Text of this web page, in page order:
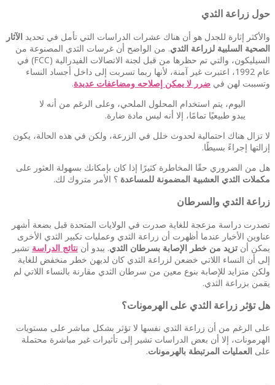
حول زراعة الثدي
والأكثر إثارة للجدل هو أن هناك عشرات الدراسات التي تأمل في تحديد الآثار
الصحية السلبية لزراعة الثدي. من الواضح أن غرسات الثدي المصنوعة من
السيليكون، والتي تم حظرها من قبل لجنة الاتصالات الفيدرالية (FCC) في
عام 1992، اعتبرت غير آمنة، لأنها ربما تسربت إلى داخل أجساد النساء
وتسببت لهن في ضرر لا يمكن إصلاحه ومضاعفات عديدة.
اليوم، يتم استخدام المحلول الملحي، وعلى الرغم من أنه لا
يبدو طبيعيًا تمامًا، إلا أنه ليس مادة ضارة.
لا تزال هناك احتمالية لحدوث خلل في الزرعة، ولكن في هذه الحالة، يكون
إزالتها إجراءً بسيطًا.
هل من الضروري حقًا المخاطرة كثيرًا إذا كان بإمكانك بسهولة العثور على
مكملات الثدي العشبية المضمونة للمساعدة ؟ الأمر متروك لك.
زراعة الثدي والسرطان
تصدرت دراسة مزعجة للغاية صدرت في الولايات المتحدة قبل بضعة أشهر
عناوين الأخبار عندما أظهرت أن زراعة الثدي وعمليات تكبير الثدي الأخرى
يمكن أن تزيد من خطر الإصابة بسرطان الثدي. يبدو أن نتائج الدراسة تشير
إلى أن النساء اللاتي خضعن لزراعة الثدي كان لديهن خطر منخفض للغاية
ولكن متزايد للإصابة بنوع معين من سرطان الثدي مقارنة بالنساء اللاتي لم
يقمن بزراعة الثدي.
هل تؤثر زراعة الثدي على الهرمونات؟
على الرغم من أن زراعة الثدي نفسها لا تؤثر بشكل مباشر على مستويات
الهرمونات، إلا أن بعض الدراسات تشير إلى تأثيرات غير مباشرة محتملة
على العمليات المرتبطة بالهرمونات.